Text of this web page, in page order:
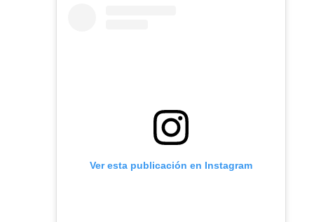
Ver esta publicación en Instagram